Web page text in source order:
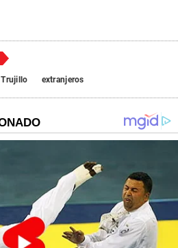
Trujillo extranjeros